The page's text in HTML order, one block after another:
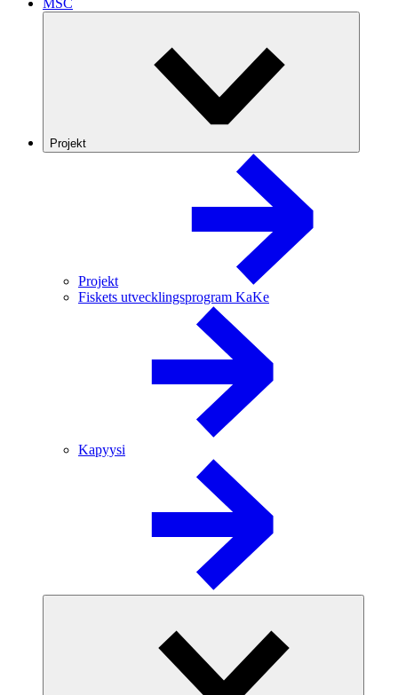
Projekt
Projekt
Fiskets utvecklingsprogram KaKe
Kapyysi